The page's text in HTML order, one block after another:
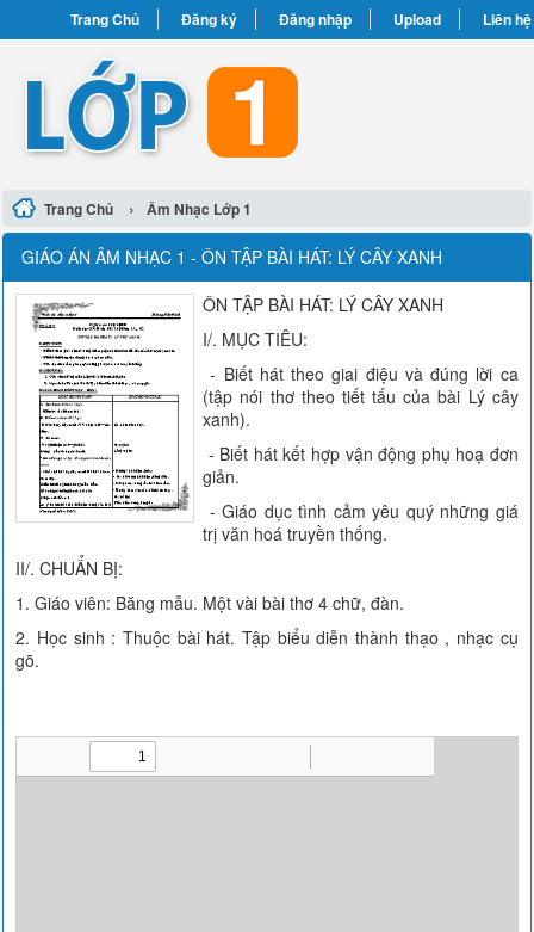
Trang Chủ Đăng ký Đăng nhập Upload Liên hệ
Trang Chủ › Âm Nhạc Lớp 1
GIÁO ÁN ÂM NHẠC 1 - ÔN TẬP BÀI HÁT: LÝ CÂY XANH
ÔN TẬP BÀI HÁT: LÝ CÂY XANH
I/. MỤC TIÊU:
- Biết hát theo giai điệu và đúng lời ca
(tập nói thơ theo tiết tấu của bài Lý cây
xanh).
- Biết hát kết hợp vận động phụ hoạ đơn
giản.
- Giáo dục tình cảm yêu quý những giá
trị văn hoá truyền thống.
II/. CHUẨN BỊ:
1. Giáo viên: Băng mẫu. Một vài bài thơ 4 chữ, đàn.
2. Học sinh : Thuộc bài hát. Tập biểu diễn thành thạo , nhạc cụ
gõ.